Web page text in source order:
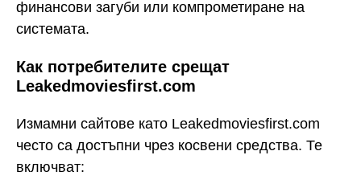
финансови загуби или компрометиране на
системата.
Как потребителите срещат
Leakedmoviesfirst.com
Измамни сайтове като Leakedmoviesfirst.com
често са достъпни чрез косвени средства. Те
включват: